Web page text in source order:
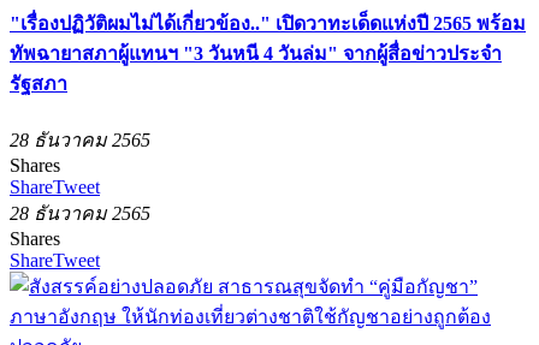
"เรื่องปฏิวัติผมไม่ได้เกี่ยวข้อง.." เปิดวาทะเด็ดแห่งปี 2565 พร้อม
ทัพฉายาสภาผู้แทนฯ "3 วันหนี 4 วันล่ม"​ จากผู้สื่อข่าวประจำ
รัฐสภา
28 ธันวาคม 2565
Shares
ShareTweet
28 ธันวาคม 2565
Shares
ShareTweet